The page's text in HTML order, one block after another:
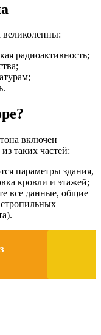
великолепны:
радиоактивность;
включен
таких частей:
параметры здания,
кровли и этажей;
все данные, общие